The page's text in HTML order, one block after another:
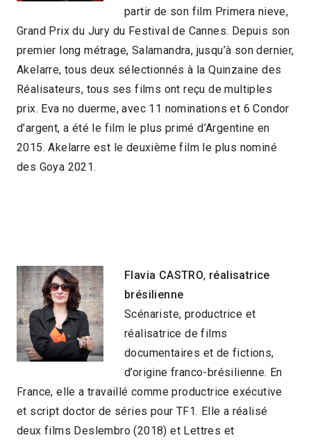
partir de son film Primera nieve,
Grand Prix du Jury du Festival de Cannes. Depuis son
premier long métrage, Salamandra, jusqu’à son dernier,
Akelarre, tous deux sélectionnés à la Quinzaine des
Réalisateurs, tous ses films ont reçu de multiples
prix. Eva no duerme, avec 11 nominations et 6 Condor
d’argent, a été le film le plus primé d’Argentine en
2015. Akelarre est le deuxième film le plus nominé
des Goya 2021.
Flavia CASTRO, réalisatrice
brésilienne
Scénariste, productrice et
réalisatrice de films
documentaires et de fictions,
d’origine franco-brésilienne. En
France, elle a travaillé comme productrice exécutive
et script doctor de séries pour TF1. Elle a réalisé
deux films Deslembro (2018) et Lettres et